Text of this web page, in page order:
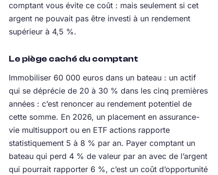
comptant vous évite ce coût : mais seulement si cet
argent ne pouvait pas être investi à un rendement
supérieur à 4,5 %.
Le piège caché du comptant
Immobiliser 60 000 euros dans un bateau : un actif
qui se déprécie de 20 à 30 % dans les cinq premières
années : c’est renoncer au rendement potentiel de
cette somme. En 2026, un placement en assurance-
vie multisupport ou en ETF actions rapporte
statistiquement 5 à 8 % par an. Payer comptant un
bateau qui perd 4 % de valeur par an avec de l’argent
qui pourrait rapporter 6 %, c’est un coût d’opportunité